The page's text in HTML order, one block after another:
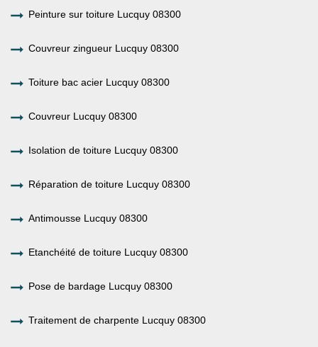
Peinture sur toiture Lucquy 08300
Couvreur zingueur Lucquy 08300
Toiture bac acier Lucquy 08300
Couvreur Lucquy 08300
Isolation de toiture Lucquy 08300
Réparation de toiture Lucquy 08300
Antimousse Lucquy 08300
Etanchéité de toiture Lucquy 08300
Pose de bardage Lucquy 08300
Traitement de charpente Lucquy 08300